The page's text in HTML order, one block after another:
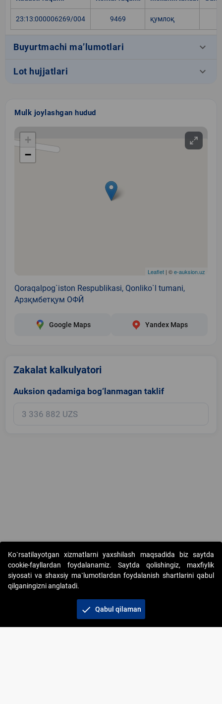
23:13:000006269/004 9469 қумлоқ
Buyurtmachi ma’lumotlari keyboard_arrow_down
Lot hujjatlari keyboard_arrow_down
Mulk joylashgan hudud
+
−
Leaflet | ©e-auksion.uz
Qoraqalpog`iston Respublikasi, Qonliko`l tumani,
Арзқмбетқум ОФЙ
Google Maps Yandex Maps
Zakalat kalkulyatori
Auksion qadamiga bog‘lanmagan taklif
Copyright © 2017-2026. "Elektron onlayn-auksionlarni tashkil etish"
AJ. Barcha huquqlar himoyalangan
+998 71 202-21-11
Ko`rsatilayotgan xizmatlarni yaxshilash maqsadida biz saytda
cookie-fayllardan foydalanamiz. Saytda qolishingiz, maxfiylik
siyosati va shaxsiy ma`lumotlardan foydalanish shartlarini qabul
qilganingizni anglatadi.
check Qabul qilaman